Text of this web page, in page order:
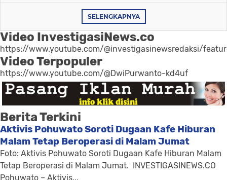
SELENGKAPNYA
Video InvestigasiNews.co
https://www.youtube.com/@investigasinewsredaksi/
Video Terpopuler
https://www.youtube.com/@DwiPurwanto-kd4uf
Berita Terkini
Aktivis Pohuwato Soroti Dugaan Kafe Hiburan
Malam Tetap Beroperasi di Malam Jumat
Foto: Aktivis Pohuwato Soroti Dugaan Kafe Hiburan Malam
Tetap Beroperasi di Malam Jumat. INVESTIGASINEWS.CO
Pohuwato – Aktivis...